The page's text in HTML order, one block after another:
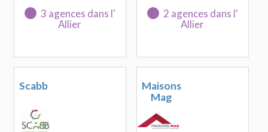
3 agences dans l'
Allier
2 agences dans l'
Allier
Scabb
Maisons
Mag